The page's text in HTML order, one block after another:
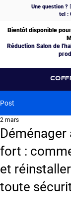
Une question ?
tel :
Bientôt disponible
Réduction Salon de
Post
fort :
et
toute
2 mars